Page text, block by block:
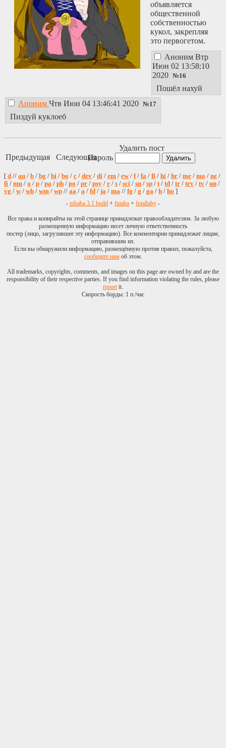
объявляется
общественной
собственностью
кукол, закрепляя
это первогетом.
Аноним Втр
Июн 02 13:58:10
2020 №16
Пошёл нахуй
Аноним Чтв Июн 04 13:46:41 2020 №17
Пиздуй куклоеб
Удалить пост
Пароль
Предыдущая Следующая
[ d // au / b / bg / bi / bo / c / dev / di / em / ew/ f/ fa / fl / hi / hr / me / mo / ne /
fi / mu / o / p / pa / ph / po / pr / psy / r / s / sci / sn / sp / t/ td / tr / trv / tv / un /
vg / w/ wh / wm / wp // aa / a / fd / ja / ma // fg / g / ga / h / ho ]
- pihaba 3.1 build + futaba + futallaby -
Все права и копирайты на этой странице принадлежат правообладателям. За любую
размещенную информацию несет личную ответственность
постер (лицо, загрузившее эту информацию). Все комментарии принадлежат лицам,
отправившим их.
Если вы обнаружили информацию, размещённую против правил, пожалуйста,
сообщите намоб этом.
All trademarks, copyrights, comments, and images on this page are owned by and are the
responsibility of their respective parties. If you find information violating the rules, please
reportit.
Скорость борды: 1 п./час